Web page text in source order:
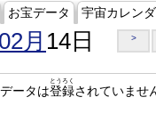
お宝データ 宇宙カレン
月 14日 >
ータは登録
とうろく
されていませ